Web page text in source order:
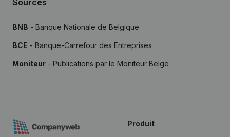
Sources
BNB - Banque Nationale de Belgique
BCE - Banque-Carrefour des Entreprises
Moniteur - Publications par le Moniteur Belge
Produit